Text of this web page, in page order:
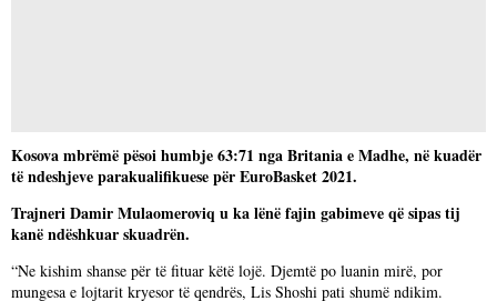
Kosova mbrëmë pësoi humbje 63:71 nga Britania e Madhe, në kuadër
të ndeshjeve parakualifikuese për EuroBasket 2021.
Trajneri Damir Mulaomeroviq u ka lënë fajin gabimeve që sipas tij
kanë ndëshkuar skuadrën.
“Ne kishim shanse për të fituar këtë lojë. Djemtë po luanin mirë, por
mungesa e lojtarit kryesor të qendrës, Lis Shoshi pati shumë ndikim.